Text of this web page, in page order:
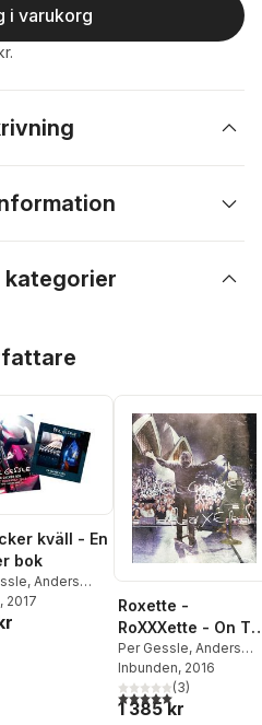
i varukorg
kväll - En
bok
, Anders
, 2017
Roxette -
RoXXXette - On
Road - The Roxers
Edition
Per Gessle, Anders
Roos
Inbunden, 2016
5,0utav 5 stjärnor.
(3)
1 385 kr